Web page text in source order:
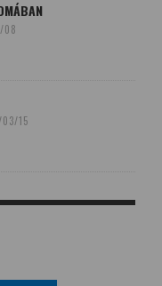
08
15